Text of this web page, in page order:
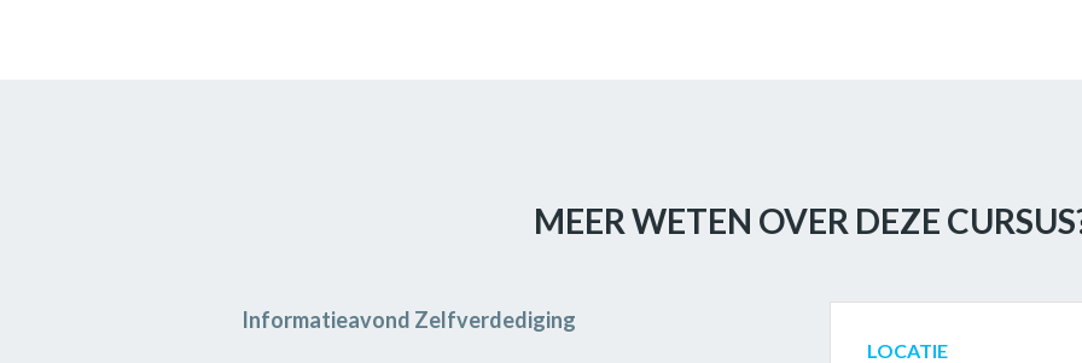
MEER WETEN OVER DEZE
Informatieavond Zelfverdediging
LOCATIE